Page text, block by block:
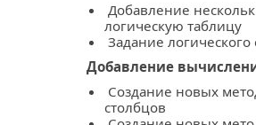
Добавление
логическую таблицу
Задание
Добавление
Создание новых
столбцов